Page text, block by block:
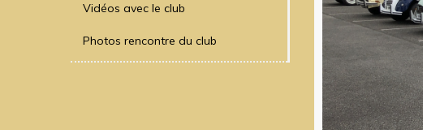
Vidéos avec le club
Photos rencontre du club